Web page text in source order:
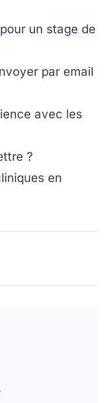
un stage de
par email
avec les
?
en